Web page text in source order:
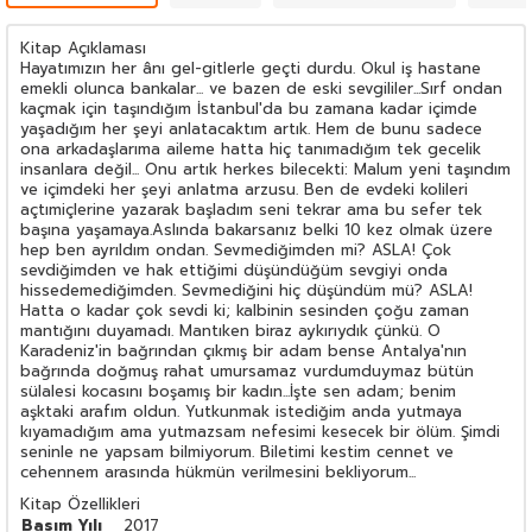
Kitap Açıklaması
Hayatımızın her ânı gel-gitlerle geçti durdu. Okul iş hastane
emekli olunca bankalar... ve bazen de eski sevgililer...Sırf ondan
kaçmak için taşındığım İstanbul'da bu zamana kadar içimde
yaşadığım her şeyi anlatacaktım artık. Hem de bunu sadece
ona arkadaşlarıma aileme hatta hiç tanımadığım tek gecelik
insanlara değil... Onu artık herkes bilecekti: Malum yeni taşındım
ve içimdeki her şeyi anlatma arzusu. Ben de evdeki kolileri
açtımiçlerine yazarak başladım seni tekrar ama bu sefer tek
başına yaşamaya.Aslında bakarsanız belki 10 kez olmak üzere
hep ben ayrıldım ondan. Sevmediğimden mi? ASLA! Çok
sevdiğimden ve hak ettiğimi düşündüğüm sevgiyi onda
hissedemediğimden. Sevmediğini hiç düşündüm mü? ASLA!
Hatta o kadar çok sevdi ki; kalbinin sesinden çoğu zaman
mantığını duyamadı. Mantıken biraz aykırıydık çünkü. O
Karadeniz'in bağrından çıkmış bir adam bense Antalya'nın
bağrında doğmuş rahat umursamaz vurdumduymaz bütün
sülalesi kocasını boşamış bir kadın...İşte sen adam; benim
aşktaki arafım oldun. Yutkunmak istediğim anda yutmaya
kıyamadığım ama yutmazsam nefesimi kesecek bir ölüm. Şimdi
seninle ne yapsam bilmiyorum. Biletimi kestim cennet ve
cehennem arasında hükmün verilmesini bekliyorum...
Kitap Özellikleri
Basım Yılı
2017